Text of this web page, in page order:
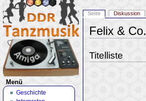
Felix & Co.
Titelliste
Seite Diskussion
Menü
Geschichte